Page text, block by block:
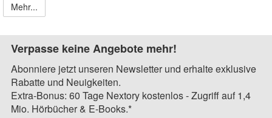
Mehr...
Verpasse keine Angebote mehr!
Abonniere jetzt unseren Newsletter und erhalte exklusive
Rabatte und Neuigkeiten.
Extra-Bonus: 60 Tage Nextory kostenlos - Zugriff auf 1,4
Mio. Hörbücher & E-Books.*